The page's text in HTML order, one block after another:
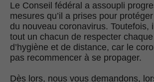
Le Conseil fédéral a assoupli
mesures qu’il a prises pour
du nouveau coronavirus. Toutefois,
tout un chacun de respecter
d’hygiène et de distance, car le
pas recommencer à se propager.
Dès lors, nous vous demandons,